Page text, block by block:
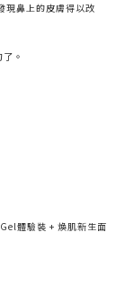
現鼻上的皮膚得以改
。
體驗裝 + 煥肌新生面